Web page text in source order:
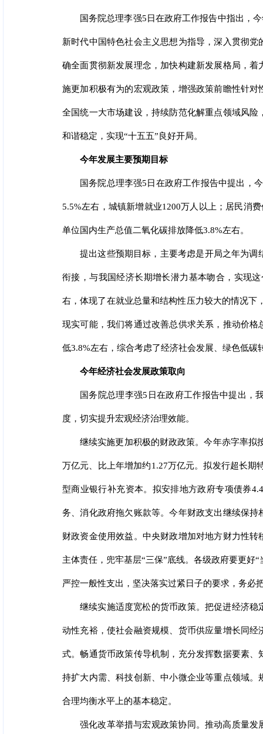
国务院总理李强5日在政府工作报告中指出，
新时代中国特色社会主义思想为指导，深入贯彻
确全面贯彻新发展理念，加快构建新发展格局，
施更加积极有为的宏观政策，增强政策前瞻性针
全国统一大市场建设，持续防范化解重点领域风
和谐稳定，实现“十五五”良好开局。
今年发展主要预期目标
国务院总理李强5日在政府工作报告中提出，
5.5%左右，城镇新增就业1200万人以上；居民消
单位国内生产总值二氧化碳排放降低3.8%左右。
提出这些预期目标，主要考虑是开局之年为
衔接，与我国经济长期增长潜力基本吻合，实现
右，体现了在就业总量和结构性压力较大的情况
现实可能，我们将通过改善总供求关系，推动价
低3.8%左右，综合考虑了经济社会发展、绿色低
今年经济社会发展政策取向
国务院总理李强5日在政府工作报告中提出，
度，切实提升宏观经济治理效能。
继续实施更加积极的财政政策。今年赤字率拟
万亿元、比上年增加约1.27万亿元。拟发行超长期
型商业银行补充资本。拟安排地方政府专项债券
务、消化政府拖欠账款等。今年财政支出继续保
财政资金使用效益。中央财政增加对地方财力性
主体责任，兜牢基层“三保”底线。各级政府要更好
严控一般性支出，坚决落实过紧日子的要求，务必
继续实施适度宽松的货币政策。把促进经济
动性充裕，使社会融资规模、货币供应量增长同
式。畅通货币政策传导机制，充分发挥数据要素
持扩大内需、科技创新、中小微企业等重点领域
合理均衡水平上的基本稳定。
强化改革举措与宏观政策协同。推动高质量